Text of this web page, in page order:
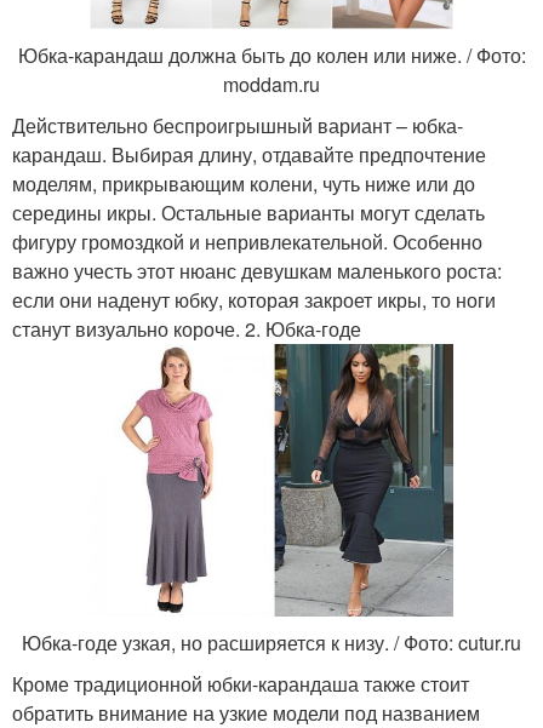
Юбка-карандаш должна быть до колен или ниже. / Фото:
moddam.ru
Действительно беспроигрышный вариант – юбка-
карандаш. Выбирая длину, отдавайте предпочтение
моделям, прикрывающим колени, чуть ниже или до
середины икры. Остальные варианты могут сделать
фигуру громоздкой и непривлекательной. Особенно
важно учесть этот нюанс девушкам маленького роста:
если они наденут юбку, которая закроет икры, то ноги
станут визуально короче. 2. Юбка-годе
Юбка-годе узкая, но расширяется к низу. / Фото: cutur.ru
Кроме традиционной юбки-карандаша также стоит
обратить внимание на узкие модели под названием